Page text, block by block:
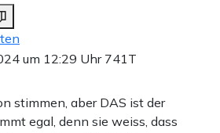
um 12:29 Uhr 741T
stimmen, aber DAS ist der
egal, denn sie weiss, dass